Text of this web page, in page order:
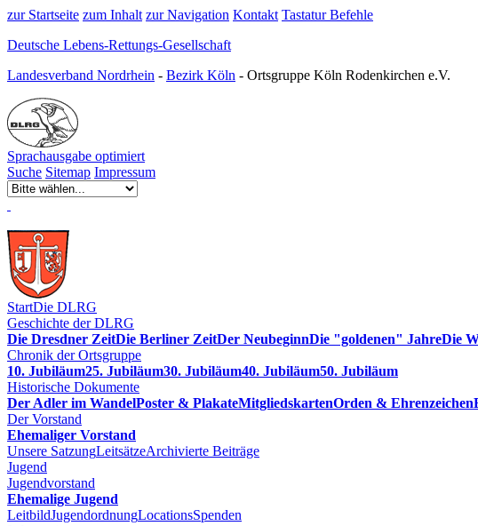
zur Startseite zum Inhalt zur Navigation Kontakt Tastatur Befehle
Deutsche Lebens-Rettungs-Gesellschaft
Landesverband Nordrhein - Bezirk Köln - Ortsgruppe Köln Rodenkirchen e.V.
Sprachausgabe optimiert
Suche Sitemap Impressum
StartDie DLRG
Geschichte der DLRG
Die Dresdner ZeitDie Berliner ZeitDer NeubeginnDie "goldenen" JahreDie
Chronik der Ortsgruppe
10. Jubiläum25. Jubiläum30. Jubiläum40. Jubiläum50. Jubiläum
Historische Dokumente
Der Adler im WandelPoster & PlakateMitgliedskartenOrden & Ehrenzeichen
Der Vorstand
Ehemaliger Vorstand
Unsere SatzungLeitsätzeArchivierte Beiträge
Jugend
Jugendvorstand
Ehemalige Jugend
LeitbildJugendordnungLocationsSpenden